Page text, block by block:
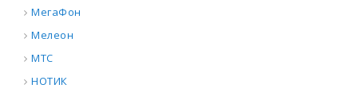
МегаФон
Мелеон
МТС
НОТИК